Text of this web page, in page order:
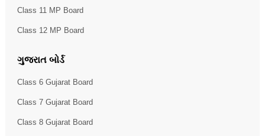
Class 11 MP Board
Class 12 MP Board
ગુજરાત બોર્ડ
Class 6 Gujarat Board
Class 7 Gujarat Board
Class 8 Gujarat Board